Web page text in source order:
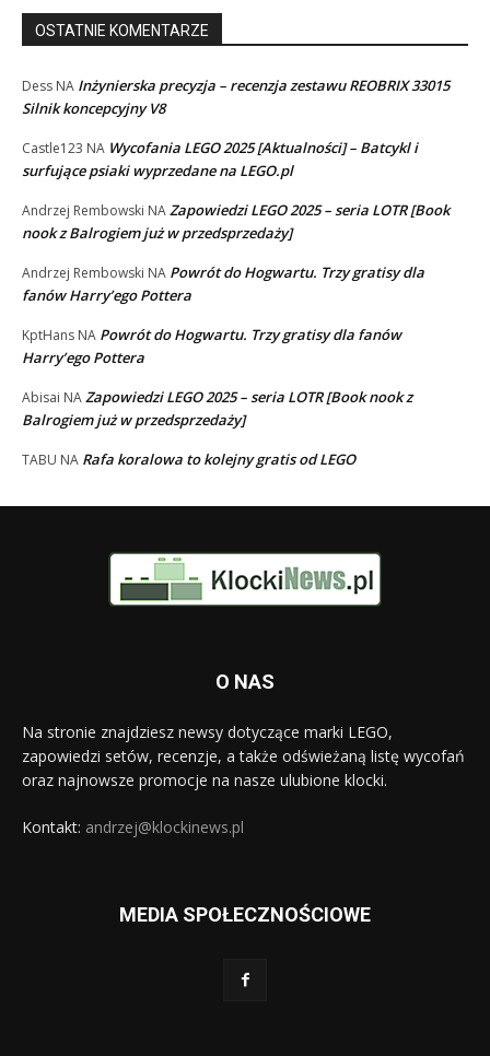
OSTATNIE KOMENTARZE
Dess NA Inżynierska precyzja – recenzja zestawu REOBRIX 33015
Silnik koncepcyjny V8
Castle123 NA Wycofania LEGO 2025 [Aktualności] – Batcykl i
surfujące psiaki wyprzedane na LEGO.pl
Andrzej Rembowski NA Zapowiedzi LEGO 2025 – seria LOTR [Book
nook z Balrogiem już w przedsprzedaży]
Andrzej Rembowski NA Powrót do Hogwartu. Trzy gratisy dla
fanów Harry’ego Pottera
KptHans NA Powrót do Hogwartu. Trzy gratisy dla fanów
Harry’ego Pottera
Abisai NA Zapowiedzi LEGO 2025 – seria LOTR [Book nook z
Balrogiem już w przedsprzedaży]
TABU NA Rafa koralowa to kolejny gratis od LEGO
O NAS
Na stronie znajdziesz newsy dotyczące marki LEGO,
zapowiedzi setów, recenzje, a także odświeżaną listę wycofań
oraz najnowsze promocje na nasze ulubione klocki.
Kontakt: andrzej@klockinews.pl
MEDIA SPOŁECZNOŚCIOWE